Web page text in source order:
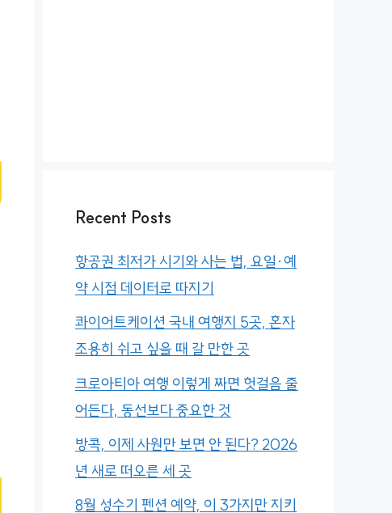
Recent Posts
항공권 최저가 시기와 사는 법, 요일·예
약 시점 데이터로 따지기
콰이어트케이션 국내 여행지 5곳, 혼자
조용히 쉬고 싶을 때 갈 만한 곳
크로아티아 여행 이렇게 짜면 헛걸음 줄
어든다, 동선보다 중요한 것
방콕, 이제 사원만 보면 안 된다? 2026
년 새로 떠오른 세 곳
8월 성수기 펜션 예약, 이 3가지만 지키